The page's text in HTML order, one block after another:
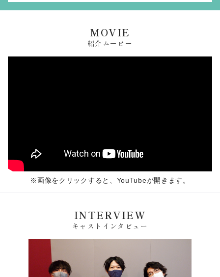
MOVIE
紹介ムービー
※画像をクリックすると、YouTubeが開きます。
INTERVIEW
キャストインタビュー